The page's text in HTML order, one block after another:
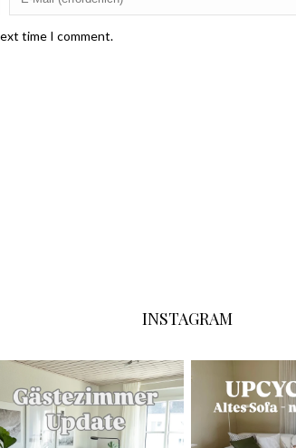
time I comment.
INSTAGRAM